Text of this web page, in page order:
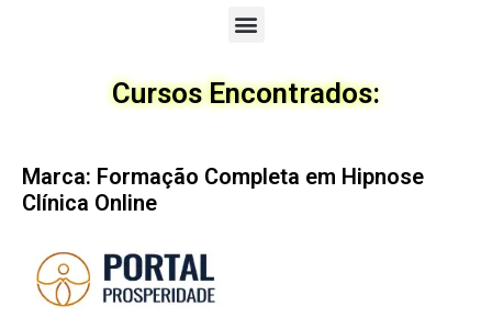
Menu
Cursos Encontrados:
Marca: Formação Completa em Hipnose
Clínica Online